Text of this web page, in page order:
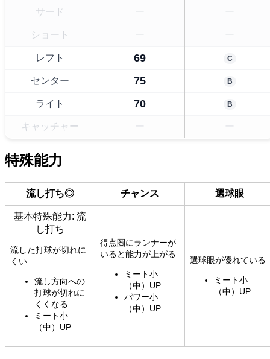
サード
ショート
レフト 69 C
センター 75 B
ライト 70 B
キャッチャー
特殊能力
流し打ち◎ チャンス 選球眼
基本特殊能力: 流
し打ち
流した打球が切れに
くい
流し方向への
打球が切れに
くくなる
ミート小
（中）UP
得点圏にランナーが
いると能力が上がる
ミート小
（中）UP
パワー小
（中）UP
選球眼が優れている
ミート小
（中）UP